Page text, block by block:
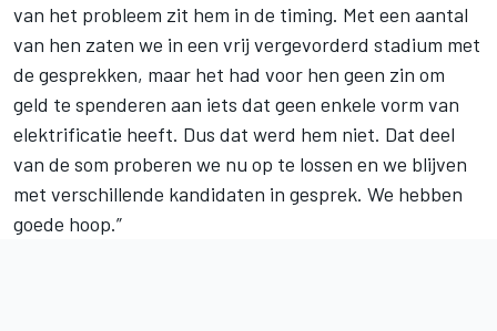
van het probleem zit hem in de timing. Met een aantal
van hen zaten we in een vrij vergevorderd stadium met
de gesprekken, maar het had voor hen geen zin om
geld te spenderen aan iets dat geen enkele vorm van
elektrificatie heeft. Dus dat werd hem niet. Dat deel
van de som proberen we nu op te lossen en we blijven
met verschillende kandidaten in gesprek. We hebben
goede hoop.”